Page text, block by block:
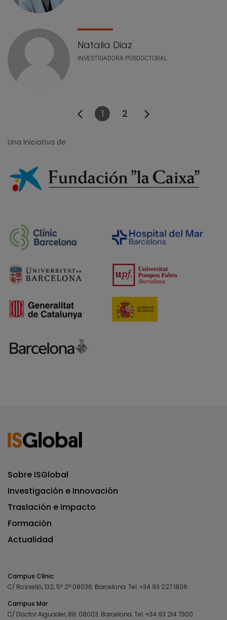
Natalia Diaz
INVESTIGADORA POSDOCTORAL
Página
1
Página
2
Una iniciativa de
Sobre ISGlobal
Investigación e Innovación
Traslación e Impacto
Formación
Actualidad
Campus Clínic
C/ Rosselló, 132, 5º 2ª 08036. Barcelona.Tel.+34 93 227 1806
Campus Mar
C/ Doctor Aiguader, 88. 08003. Barcelona.Tel.+34 93 214 7300